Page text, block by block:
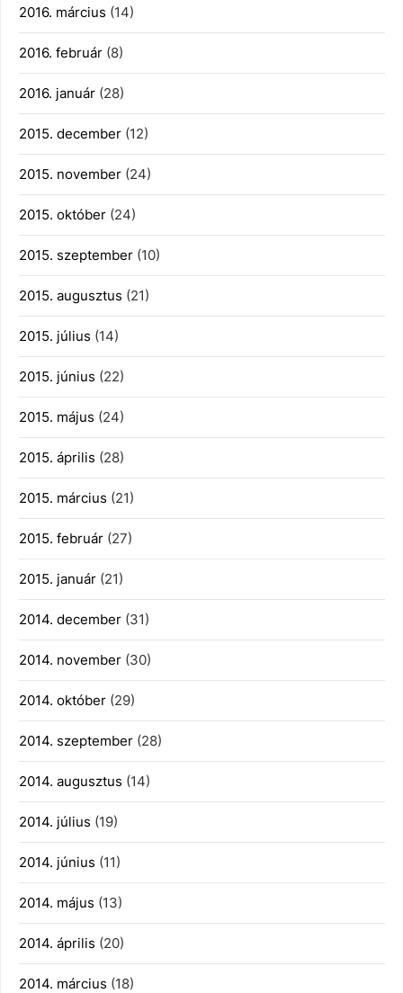
2016. március (14)
2016. február (8)
2016. január (28)
2015. december (12)
2015. november (24)
2015. október (24)
2015. szeptember (10)
2015. augusztus (21)
2015. július (14)
2015. június (22)
2015. május (24)
2015. április (28)
2015. március (21)
2015. február (27)
2015. január (21)
2014. december (31)
2014. november (30)
2014. október (29)
2014. szeptember (28)
2014. augusztus (14)
2014. július (19)
2014. június (11)
2014. május (13)
2014. április (20)
2014. március (18)